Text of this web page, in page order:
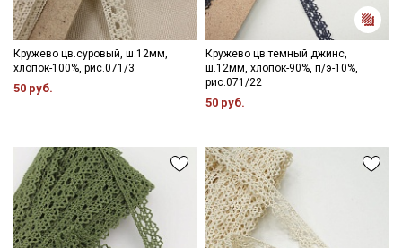
Кружево цв.суровый, ш.12мм,
хлопок-100%, рис.071/3
50 руб.
Кружево цв.темный джинс,
ш.12мм, хлопок-90%, п/э-10%,
рис.071/22
50 руб.